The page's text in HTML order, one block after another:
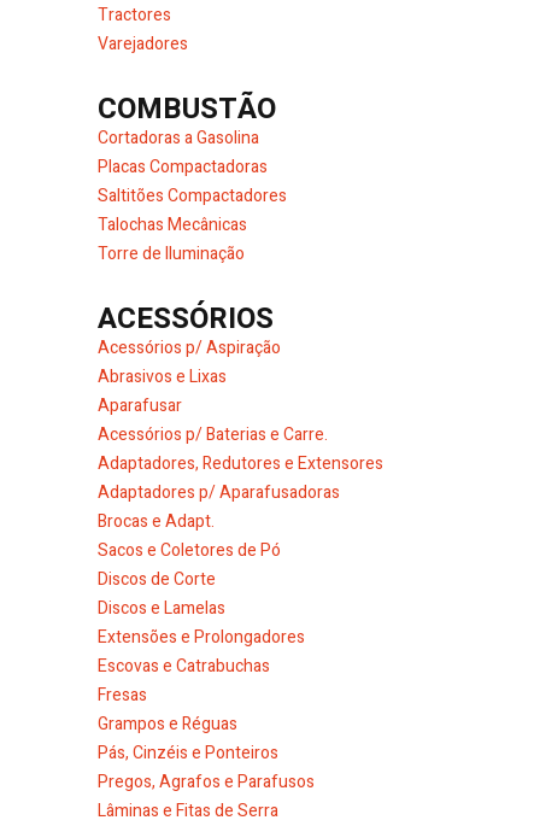
Tractores
Varejadores
COMBUSTÃO
Cortadoras a Gasolina
Placas Compactadoras
Saltitões Compactadores
Talochas Mecânicas
Torre de Iluminação
ACESSÓRIOS
Acessórios p/ Aspiração
Abrasivos e Lixas
Aparafusar
Acessórios p/ Baterias e Carre.
Adaptadores, Redutores e Extensores
Adaptadores p/ Aparafusadoras
Brocas e Adapt.
Sacos e Coletores de Pó
Discos de Corte
Discos e Lamelas
Extensões e Prolongadores
Escovas e Catrabuchas
Fresas
Grampos e Réguas
Pás, Cinzéis e Ponteiros
Pregos, Agrafos e Parafusos
Lâminas e Fitas de Serra